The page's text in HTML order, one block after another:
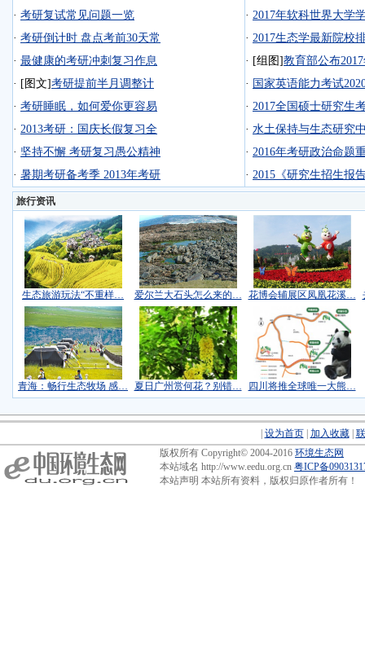
· 考研复试常见问题一览
· 考研倒计时 盘点考前30天常
· 最健康的考研冲刺复习作息
· [图文]考研提前半月调整计
· 考研睡眠，如何爱你更容易
· 2013考研：国庆长假复习全
· 坚持不懈 考研复习愚公精神
· 暑期考研备考季 2013年考研
· 2017年软科世界大学
· 2017生态学最新院校
· [组图]教育部公布
· 国家英语能力考试
· 2017全国硕士研究生
· 水土保持与生态研究
· 2016年考研政治命题
· 2015《研究生招生报
旅行资讯
生态旅游玩法“不重样… 爱尔兰大石头怎么来的… 花博会辅展区凤凰花溪…
青海：畅行生态牧场 感… 夏日广州赏何花？别错… 四川将推全球唯一大熊…
设为首页| 加入收藏|
版权所有 Copyright© 2004-2016 环境生态网
本站域名 http://www.eedu.org.cn 粤ICP备
本站声明 本站所有资料，版权归原作者所有！